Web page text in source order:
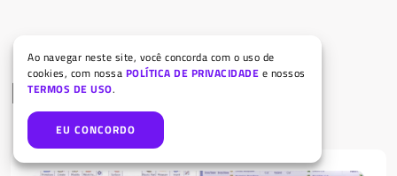
Posts Relacionados
Ao navegar neste site, você concorda com o uso de
cookies, com nossa POLÍTICA DE PRIVACIDADE e nossos
TERMOS DE USO.
EU CONCORDO